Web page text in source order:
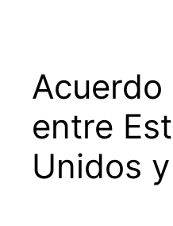
entre
Unidos